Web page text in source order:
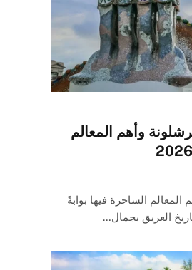
وأهم المعالم
الساحرة فيها بوابةً
العريق بجمال…